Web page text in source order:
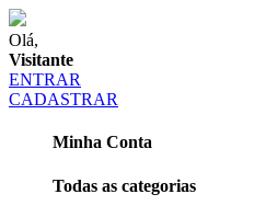
Olá,
Visitante
ENTRAR
CADASTRAR
Minha Conta
Todas as categorias